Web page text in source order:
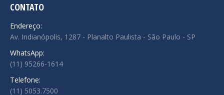
CONTATO
Endereço:
Av. Indianópolis, 1287 - Planalto Paulista - São Paulo - SP
WhatsApp:
(11) 95266-1614
Telefone:
(11) 5053.7500